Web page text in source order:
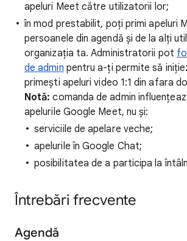
apeluri Meet către utilizatorii lor;
în mod prestabilit, poți primi apeluri
persoanele din agendă și de la alți
organizația ta. Administratorii pot
de admin pentru a-ți permite să
primești apeluri video 1:1 din afara
Notă: comanda de admin
apelurile Google Meet, nu și:
serviciile de apelare veche;
apelurile în Google Chat;
posibilitatea de a participa la
Întrebări frecvente
Agendă